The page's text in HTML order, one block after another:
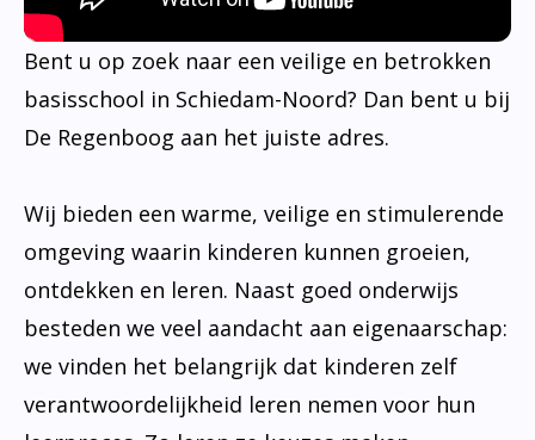
Bent u op zoek naar een veilige en betrokken
basisschool in Schiedam-Noord? Dan bent u bij
De Regenboog aan het juiste adres.
Wij bieden een warme, veilige en stimulerende
omgeving waarin kinderen kunnen groeien,
ontdekken en leren. Naast goed onderwijs
besteden we veel aandacht aan eigenaarschap:
we vinden het belangrijk dat kinderen zelf
verantwoordelijkheid leren nemen voor hun